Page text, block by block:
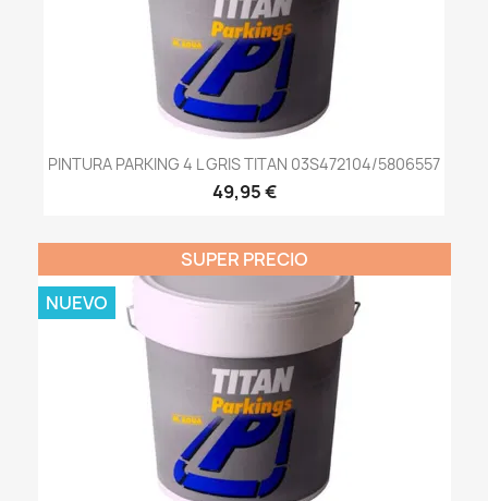
PINTURA PARKING 4 L GRIS TITAN 03S472104/5806557
49,95 €
SUPER PRECIO
NUEVO